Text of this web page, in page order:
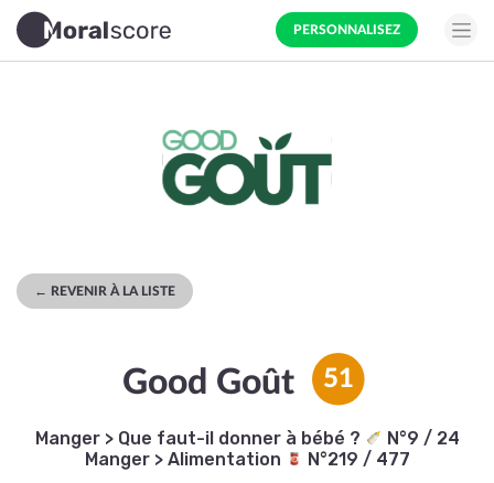
PERSONNALISEZ
← REVENIR À LA LISTE
Good Goût 51
Manger> Que faut-il donner à bébé ?
N°9 / 24
Manger> Alimentation N°219 / 477